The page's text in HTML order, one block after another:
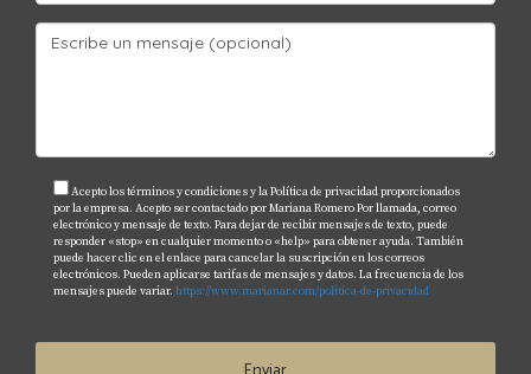
Acepto los términos y condiciones y la Política de privacidad proporcionados
por la empresa. Acepto ser contactado por Mariana Romero Por llamada, correo
electrónico y mensaje de texto. Para dejar de recibir mensajes de texto, puede
responder «stop» en cualquier momento o «help» para obtener ayuda. También
puede hacer clic en el enlace para cancelar la suscripción en los correos
electrónicos. Pueden aplicarse tarifas de mensajes y datos. La frecuencia de los
mensajes puede variar. https://www.marianar.com/politica-de-privacidad